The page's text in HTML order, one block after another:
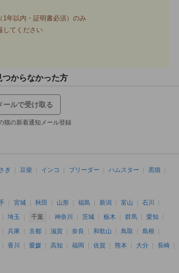
1年以内・証明書必須）のみ
してください
つからなかった方
ールで受け取る
猫の新着通知メール登録
ぎ 豆柴 インコ ブリーダー ハムスター
黒猫
宮城 秋田 山形 福島 新潟 富山
石川
埼玉 千葉 神奈川 茨城 栃木 群馬
愛知
兵庫 京都 滋賀 奈良 和歌山 鳥取
島根
香川 愛媛 高知 福岡 佐賀 熊本 大分
長崎